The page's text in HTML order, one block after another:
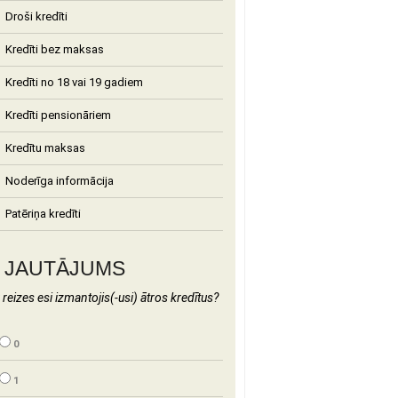
Droši kredīti
Kredīti bez maksas
Kredīti no 18 vai 19 gadiem
Kredīti pensionāriem
Kredītu maksas
Noderīga informācija
Patēriņa kredīti
JAUTĀJUMS
reizes esi izmantojis(-usi) ātros kredītus?
0
1